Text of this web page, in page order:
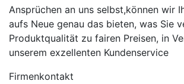
Ansprüchen an uns selbst,können wir
aufs Neue genau das bieten, was Sie
Produktqualität zu fairen Preisen, in
unserem exzellenten Kundenservice
Firmenkontakt